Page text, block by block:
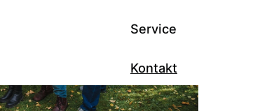
Service
Kontakt